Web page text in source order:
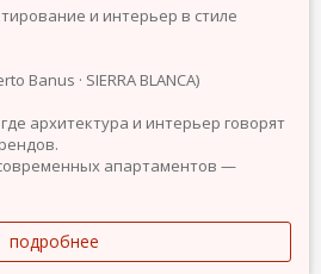
и интерьер в стиле
Banus · SIERRA BLANCA)
архитектура и интерьер говорят
апартаментов —
подробнее